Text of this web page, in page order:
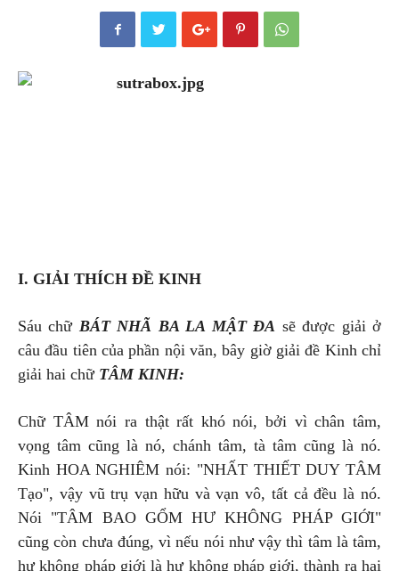
I. GIẢI THÍCH ĐỀ KINH
Sáu chữ BÁT NHÃ BA LA MẬT ĐA sẽ được giải ở
câu đầu tiên của phần nội văn, bây giờ giải đề Kinh chỉ
giải hai chữ TÂM KINH:
Chữ TÂM nói ra thật rất khó nói, bởi vì chân tâm,
vọng tâm cũng là nó, chánh tâm, tà tâm cũng là nó.
Kinh HOA NGHIÊM nói: "NHẤT THIẾT DUY TÂM
Tạo", vậy vũ trụ vạn hữu và vạn vô, tất cả đều là nó.
Nói "TÂM BAO GỔM HƯ KHÔNG PHÁP GIỚI"
cũng còn chưa đúng, vì nếu nói như vậy thì tâm là tâm,
hư không pháp giới là hư không pháp giới, thành ra hai